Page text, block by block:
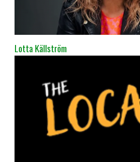
Lotta Källström